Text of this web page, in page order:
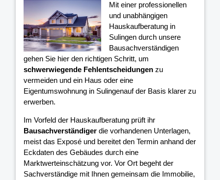
Mit einer professionellen
und unabhängigen
Hauskaufberatung in
Sulingen durch unsere
Bausachverständigen
gehen Sie hier den richtigen Schritt, um
schwerwiegende Fehlentscheidungen zu
vermeiden und ein Haus oder eine
Eigentumswohnung in Sulingenauf der Basis klarer zu
erwerben.
Im Vorfeld der Hauskaufberatung prüft ihr
Bausachverständiger die vorhandenen Unterlagen,
meist das Exposé und bereitet den Termin anhand der
Eckdaten des Gebäudes durch eine
Marktwerteinschätzung vor. Vor Ort begeht der
Sachverständige mit Ihnen gemeinsam die Immobilie,